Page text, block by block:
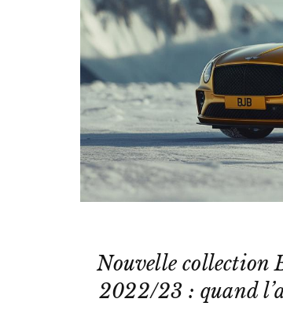
Nouvelle collection
2022/23 : quand